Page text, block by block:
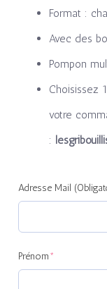
Format :
Avec des
Pompon
Choisissez
votre
:
Adresse Mail
Prénom*
(required)